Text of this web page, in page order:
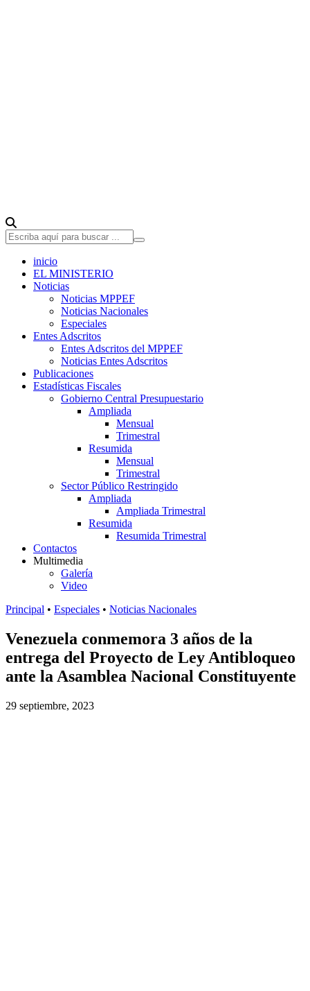
inicio
EL MINISTERIO
Noticias
Noticias MPPEF
Noticias Nacionales
Especiales
Entes Adscritos
Entes Adscritos del MPPEF
Noticias Entes Adscritos
Publicaciones
Estadísticas Fiscales
Gobierno Central Presupuestario
Ampliada
Mensual
Trimestral
Resumida
Mensual
Trimestral
Sector Público Restringido
Ampliada
Ampliada Trimestral
Resumida
Resumida Trimestral
Contactos
Multimedia
Galería
Video
Principal • Especiales • Noticias Nacionales
Venezuela conmemora 3 años de la
entrega del Proyecto de Ley Antibloqueo
ante la Asamblea Nacional Constituyente
29 septiembre, 2023